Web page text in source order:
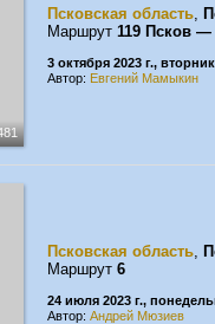
Псковская область,
Маршрут 119 Псков
3 октября 2023 г., вторник
Автор: Евгений Мамыкин
Псковская область,
Маршрут 6
24 июля 2023 г.,
Автор: Андрей Мюзиев